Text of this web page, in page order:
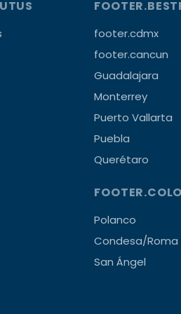
footer.cdmx
footer.cancun
Guadalajara
Monterrey
Puerto Vallarta
Puebla
Querétaro
Polanco
Condesa/Roma
San Ángel